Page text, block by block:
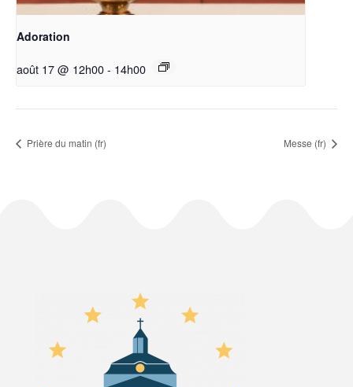
Adoration
août 17 @ 12h00- 14h00
Prière du matin (fr) Messe (fr)